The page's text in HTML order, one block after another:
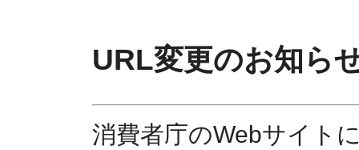
URL変更のお知ら
消費者庁のWebサイト